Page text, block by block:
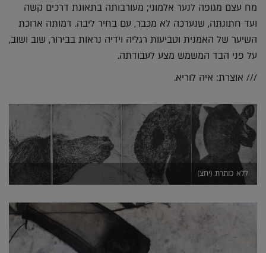
מח עצם מגופה לנער אלמוני; מעורבותה בתאונת דרכים קשה
ועד חתונתה, שנערכה לא מכבר, עם בחיר ליבה. דמותה ארוכת
השיער של האמנית וטביעות רגליה וידיה נראות בבירור, שוב ושוב,
על פני הבד המשמש מצע לעבודתה.
/// אוצרת: איה לוריא.
ללא כותרת (יחצ)